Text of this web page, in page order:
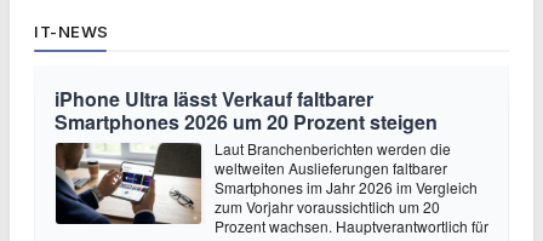
IT-NEWS
iPhone Ultra lässt Verkauf faltbarer
Smartphones 2026 um 20 Prozent steigen
Laut Branchenberichten werden die
weltweiten Auslieferungen faltbarer
Smartphones im Jahr 2026 im Vergleich
zum Vorjahr voraussichtlich um 20
Prozent wachsen. Hauptverantwortlich für